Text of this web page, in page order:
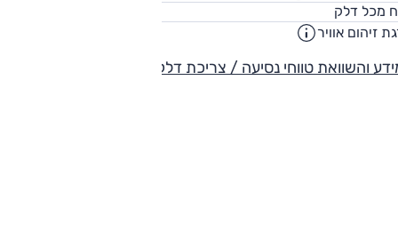
מכל דלק
זיהום אוויר
והשוואת טווחי נסיעה / צריכת דלק